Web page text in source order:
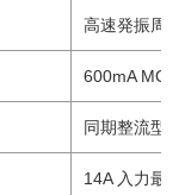
高速発振周
600mA
同期整流型
14A 入力最